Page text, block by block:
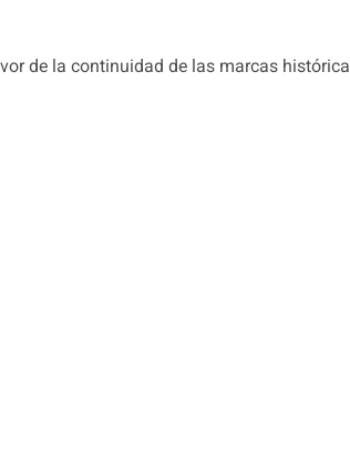
de la continuidad de las marcas